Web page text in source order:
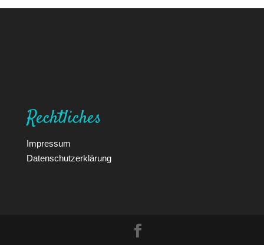
Rechtliches
Impressum
Datenschutzerklärung